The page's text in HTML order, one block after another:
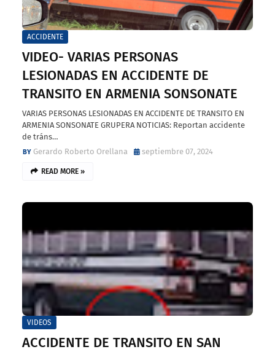
ACCIDENTE
VIDEO- VARIAS PERSONAS
LESIONADAS EN ACCIDENTE DE
TRANSITO EN ARMENIA SONSONATE
VARIAS PERSONAS LESIONADAS EN ACCIDENTE DE TRANSITO EN
ARMENIA SONSONATE GRUPERA NOTICIAS: Reportan accidente
de tráns…
Gerardo Roberto Orellana
septiembre 07, 2024
READ MORE »
VIDEOS
ACCIDENTE DE TRANSITO EN SAN